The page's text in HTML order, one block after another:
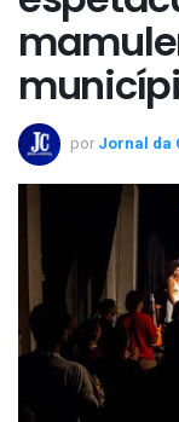
por Jornal da